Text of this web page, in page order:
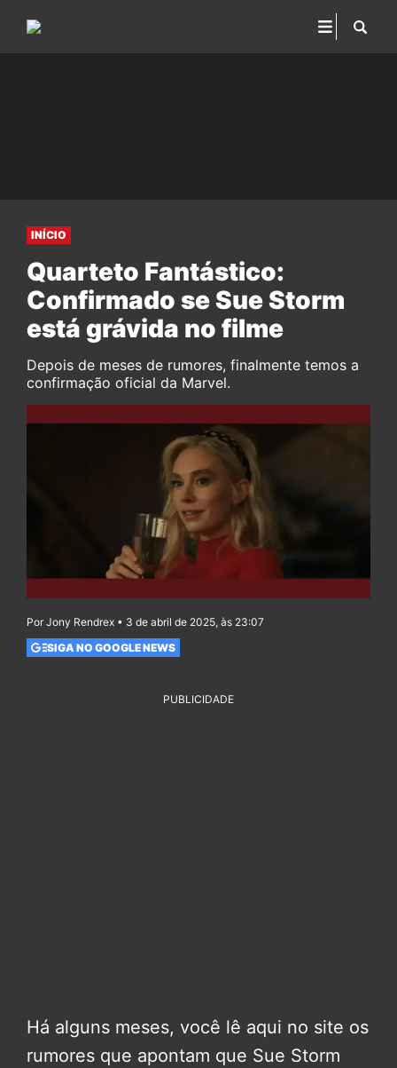
INÍCIO
Quarteto Fantástico:
Confirmado se Sue Storm
está grávida no filme
Depois de meses de rumores, finalmente temos a
confirmação oficial da Marvel.
Por Jony Rendrex • 3 de abril de 2025, às 23:07
SIGA NO GOOGLE NEWS
PUBLICIDADE
Há alguns meses, você lê aqui no site os
rumores que apontam que Sue Storm